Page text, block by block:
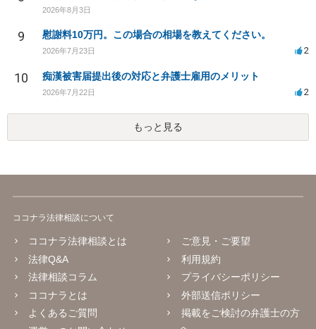
2026年8月3日
9 慰謝料10万円。この場合の相場を教えてください。
2026年7月23日 2
10 痴漢被害届提出後の対応と弁護士雇用のメリット
2026年7月22日 2
もっと見る
ココナラ法律相談について
ココナラ法律相談とは
法律Q&A
法律相談コラム
ココナラとは
よくあるご質問
ご意見・ご要望
利用規約
プライバシーポリシー
外部送信ポリシー
掲載をご検討の弁護士の方